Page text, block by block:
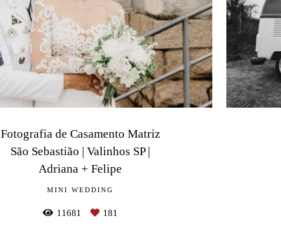
Fotografia de Casamento Matriz
São Sebastião | Valinhos SP |
Adriana + Felipe
MINI WEDDING
11681 181